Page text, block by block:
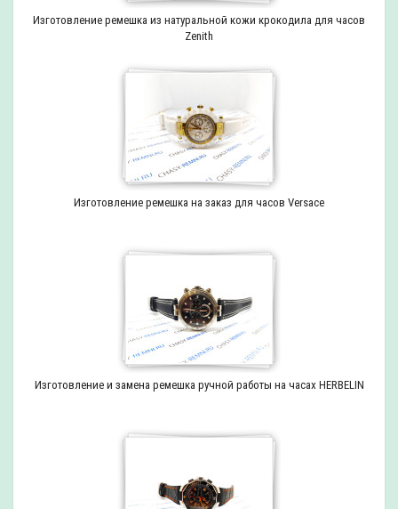
Изготовление ремешка из натуральной кожи крокодила для часов
Zenith
Изготовление ремешка на заказ для часов Versace
Изготовление и замена ремешка ручной работы на часах HERBELIN